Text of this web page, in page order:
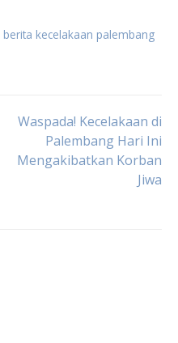
berita kecelakaan palembang
Waspada! Kecelakaan di
Palembang Hari Ini
Mengakibatkan Korban
Jiwa